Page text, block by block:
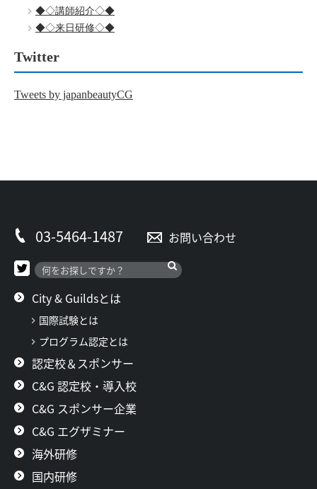
◆◇講師紹介◇◆
◆◇来日研修◇◆
Twitter
Tweets by japanbeautyCG
03-5464-1487 お問い合わせ
City & Guildsとは
国際試験とは
プログラム認定とは
認定校＆スポンサー
C&G 認定校・導入校
C&G スポンサー企業
C&G エグザミナー
海外研修
国内研修